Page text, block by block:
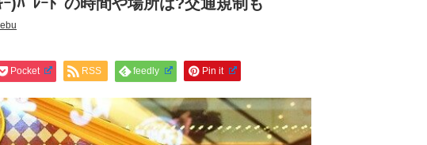
Pocket RSS feedly Pin it